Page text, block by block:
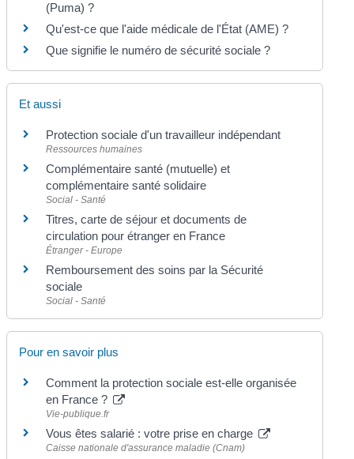
(Puma) ?
Qu'est-ce que l'aide médicale de l'État (AME) ?
Que signifie le numéro de sécurité sociale ?
Et aussi
Protection sociale d'un travailleur indépendant
Ressources humaines
Complémentaire santé (mutuelle) et
complémentaire santé solidaire
Social - Santé
Titres, carte de séjour et documents de
circulation pour étranger en France
Étranger - Europe
Remboursement des soins par la Sécurité
sociale
Social - Santé
Pour en savoir plus
Comment la protection sociale est-elle organisée
en France ?
Vie-publique.fr
Vous êtes salarié : votre prise en charge
Caisse nationale d'assurance maladie (Cnam)